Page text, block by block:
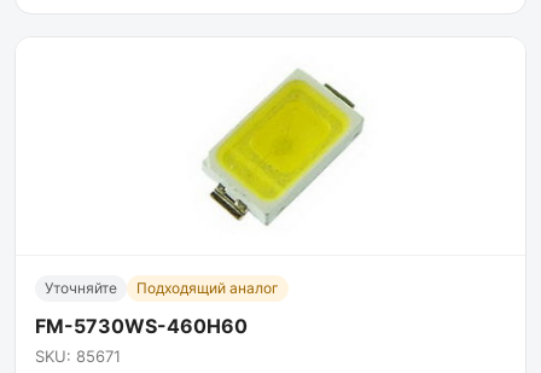
Уточняйте Подходящий аналог
FM-5730WS-460H60
SKU: 85671